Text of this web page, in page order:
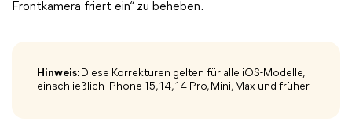
Frontkamera friert ein“ zu beheben.
Hinweis: Diese Korrekturen gelten für alle iOS-Modelle,
einschließlich iPhone 15, 14, 14 Pro, Mini, Max und früher.